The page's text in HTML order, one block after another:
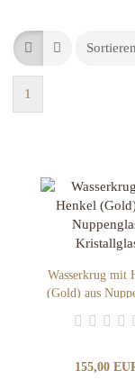
1
Wasserkrug mit
(Gold) aus
155,00